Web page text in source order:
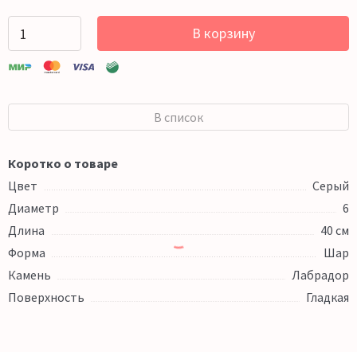
В корзину
В список
Коротко о товаре
Цвет
Серый
Диаметр
6
Длина
40 см
Форма
Шар
Камень
Лабрадор
Поверхность
Гладкая